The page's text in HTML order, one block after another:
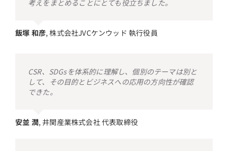
考えをまとめることにとても役立ちました。
飯塚 和彦,株式会社JVCケンウッド 執行役員
CSR、SDGsを体系的に理解し、個別のテーマは別と
して、その目的とビジネスへの応用の方向性が確認
できた。
安並 潤, 井関産業株式会社 代表取締役